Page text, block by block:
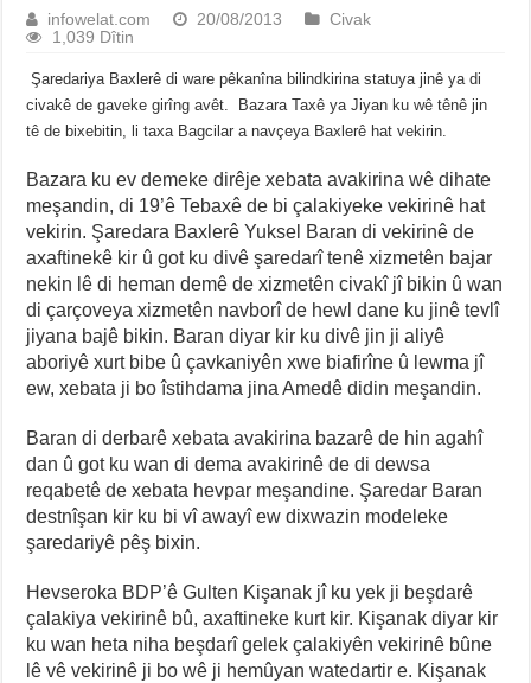
infowelat.com 20/08/2013
Civak
1,039 Dîtin
Şaredariya Baxlerê di ware pêkanîna bilindkirina statuya jinê ya di
civakê de gaveke girîng avêt. Bazara Taxê ya Jiyan ku wê tênê jin
tê de bixebitin, li taxa Bagcilar a navçeya Baxlerê hat vekirin.
Bazara ku ev demeke dirêje xebata avakirina wê dihate
meşandin, di 19’ê Tebaxê de bi çalakiyeke vekirinê hat
vekirin. Şaredara Baxlerê Yuksel Baran di vekirinê de
axaftinekê kir û got ku divê şaredarî tenê xizmetên bajar
nekin lê di heman demê de xizmetên civakî jî bikin û wan
di çarçoveya xizmetên navborî de hewl dane ku jinê tevlî
jiyana bajê bikin. Baran diyar kir ku divê jin ji aliyê
aboriyê xurt bibe û çavkaniyên xwe biafirîne û lewma jî
ew, xebata ji bo îstihdama jina Amedê didin meşandin.
Baran di derbarê xebata avakirina bazarê de hin agahî
dan û got ku wan di dema avakirinê de di dewsa
reqabetê de xebata hevpar meşandine. Şaredar Baran
destnîşan kir ku bi vî awayî ew dixwazin modeleke
şaredariyê pêş bixin.
Hevseroka BDP’ê Gulten Kişanak jî ku yek ji beşdarê
çalakiya vekirinê bû, axaftineke kurt kir. Kişanak diyar kir
ku wan heta niha beşdarî gelek çalakiyên vekirinê bûne
lê vê vekirinê ji bo wê ji hemûyan watedartir e. Kişanak